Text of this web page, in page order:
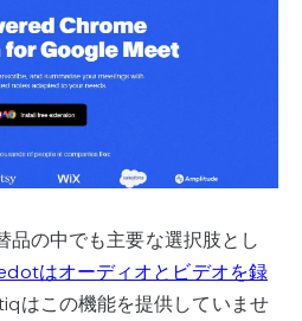
の中でも主要な選択肢とし
はオーディオとビデオを録
はこの機能を提供していませ